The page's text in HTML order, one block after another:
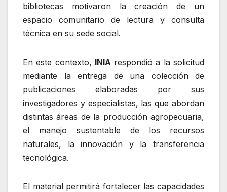
bibliotecas motivaron la creación de un
espacio comunitario de lectura y consulta
técnica en su sede social.
En este contexto, INIA respondió a la solicitud
mediante la entrega de una colección de
publicaciones elaboradas por sus
investigadores y especialistas, las que abordan
distintas áreas de la producción agropecuaria,
el manejo sustentable de los recursos
naturales, la innovación y la transferencia
tecnológica.
El material permitirá fortalecer las capacidades